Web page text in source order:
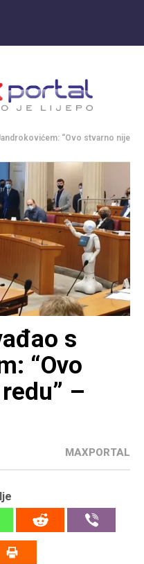
“Ovo stvarno nije
s
“Ovo
–
MAXPORTAL